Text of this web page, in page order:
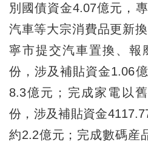
別國債資金4.07億元，
汽車等大宗消費品更新
寧市提交汽車置換、報
份，涉及補貼資金1.06
8.3億元；完成家電以
份，涉及補貼資金
約2.2億元；完成數碼産